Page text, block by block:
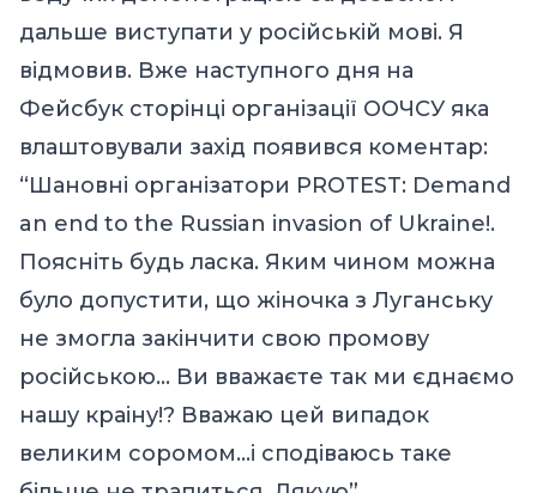
дальше виступати у російській мові. Я
відмовив. Вже наступного дня на
Фейсбук сторінці організації ООЧСУ яка
влаштовували захід появився коментар:
“Шановні організатори PROTEST: Demand
an end to the Russian invasion of Ukraine!.
Поясніть будь ласка. Яким чином можна
було допустити, що жіночка з Луганську
не змогла закінчити свою промову
російською… Ви вважаєте так ми єднаємо
нашу краіну!? Вважаю цей випадок
великим соромом…і сподіваюсь таке